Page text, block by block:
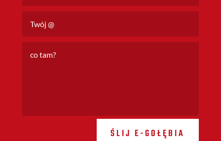
ŚLIJ E-GOŁĘBIA